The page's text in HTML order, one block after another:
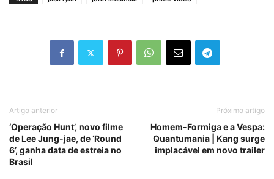
Artigo anterior
‘Operação Hunt’, novo filme
de Lee Jung-jae, de ‘Round
6’, ganha data de estreia no
Brasil
Próximo artigo
Homem-Formiga e a Vespa:
Quantumania | Kang surge
implacável em novo trailer